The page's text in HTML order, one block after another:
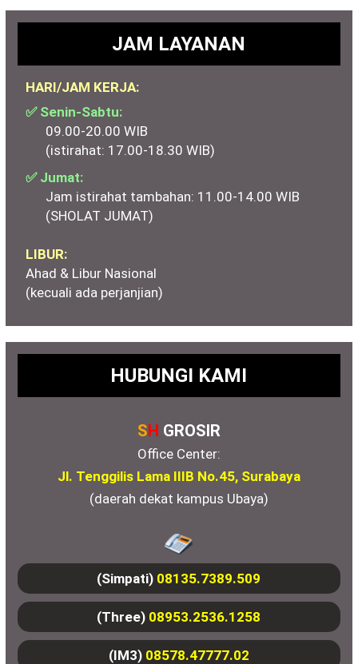
JAM LAYANAN
HARI/JAM KERJA:
✅ Senin-Sabtu:
09.00-20.00 WIB
(istirahat: 17.00-18.30 WIB)
✅ Jumat:
Jam istirahat tambahan: 11.00-14.00 WIB
(SHOLAT JUMAT)
LIBUR:
Ahad & Libur Nasional
(kecuali ada perjanjian)
HUBUNGI KAMI
SH GROSIR
Office Center:
Jl. Tenggilis Lama IIIB No.45, Surabaya
(daerah dekat kampus Ubaya)
(Simpati) 08135.7389.509
(Three) 08953.2536.1258
(IM3) 08578.47777.02